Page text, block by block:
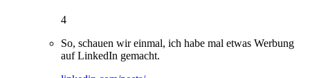
4
So, schauen wir einmal, ich habe mal etwas Werbung
auf LinkedIn gemacht.